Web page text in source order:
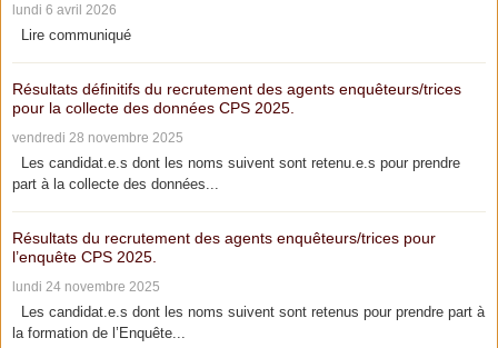
lundi 6 avril 2026
Lire communiqué
Résultats définitifs du recrutement des agents enquêteurs/trices
pour la collecte des données CPS 2025.
vendredi 28 novembre 2025
Les candidat.e.s dont les noms suivent sont retenu.e.s pour prendre
part à la collecte des données...
Résultats du recrutement des agents enquêteurs/trices pour
l’enquête CPS 2025.
lundi 24 novembre 2025
Les candidat.e.s dont les noms suivent sont retenus pour prendre part à
la formation de l’Enquête...